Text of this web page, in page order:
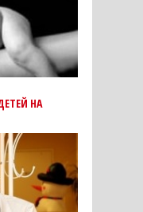
НА